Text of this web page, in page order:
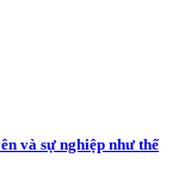
và sự nghiệp như thế